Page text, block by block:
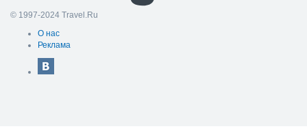
© 1997-2024 Travel.Ru
О нас
Реклама